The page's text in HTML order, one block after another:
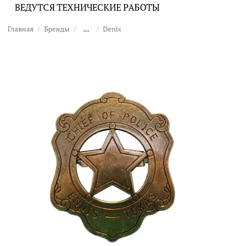
ВЕДУТСЯ ТЕХНИЧЕСКИЕ РАБОТЫ
Главная Бренды ... Denix